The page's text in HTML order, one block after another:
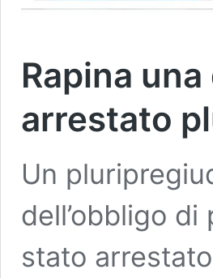
Rapina
arrestato
Un
dell’obbligo
stato